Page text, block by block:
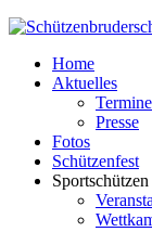
Home
Aktuelles
Termine
Presse
Fotos
Schützenfest
Sportschützen